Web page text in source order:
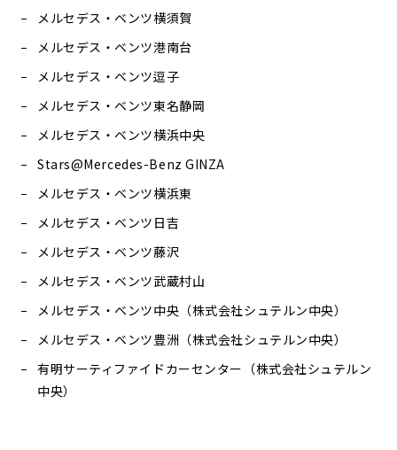
メルセデス・ベンツ横須賀
メルセデス・ベンツ港南台
メルセデス・ベンツ逗子
メルセデス・ベンツ東名静岡
メルセデス・ベンツ横浜中央
Stars@Mercedes-Benz GINZA
メルセデス・ベンツ横浜東
メルセデス・ベンツ日吉
メルセデス・ベンツ藤沢
メルセデス・ベンツ武蔵村山
メルセデス・ベンツ中央（株式会社シュテルン中央）
メルセデス・ベンツ豊洲（株式会社シュテルン中央）
有明サーティファイドカーセンター（株式会社シュテルン
中央）